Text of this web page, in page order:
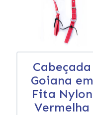
Cabeçada
Goiana em
Fita Nylon
Vermelha